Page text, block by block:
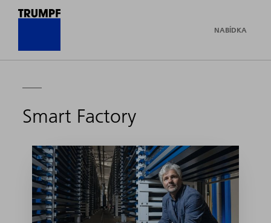
NABÍDKA
Smart Factory